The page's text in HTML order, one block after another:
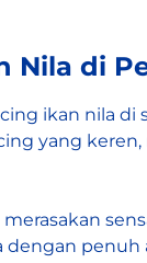
Nila di
ikan nila di
yang
dengan penuh